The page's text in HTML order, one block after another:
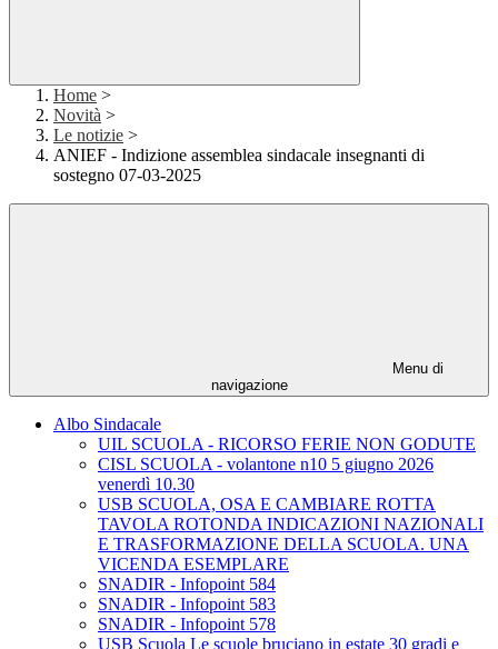
Home >
Novità >
Le notizie >
ANIEF - Indizione assemblea sindacale insegnanti di
sostegno 07-03-2025
Menu di
navigazione
Albo Sindacale
UIL SCUOLA - RICORSO FERIE NON GODUTE
CISL SCUOLA - volantone n10 5 giugno 2026
venerdì 10.30
USB SCUOLA, OSA E CAMBIARE ROTTA
TAVOLA ROTONDA INDICAZIONI NAZIONALI
E TRASFORMAZIONE DELLA SCUOLA. UNA
VICENDA ESEMPLARE
SNADIR - Infopoint 584
SNADIR - Infopoint 583
SNADIR - Infopoint 578
USB Scuola Le scuole bruciano in estate 30 gradi e